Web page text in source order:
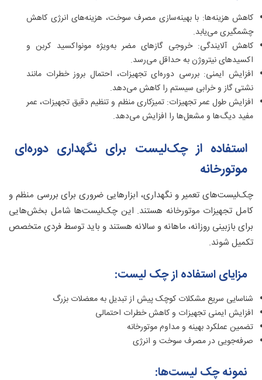
کاهش هزینه‌ها: با بهینه‌سازی مصرف سوخت، هزینه‌های انرژی کاهش
چشمگیری می‌یابد.
کاهش آلایندگی: خروجی گازهای مضر به‌ویژه مونواکسید کربن و
اکسیدهای نیتروژن به حداقل می‌رسد.
افزایش ایمنی: بررسی دوره‌ای تجهیزات، احتمال بروز خطرات مانند
نشتی گاز و خرابی سیستم را کاهش می‌دهد.
افزایش طول عمر تجهیزات: تمیزکاری منظم و تنظیم دقیق تجهیزات، عمر
مفید دیگ‌ها و مشعل‌ها را افزایش می‌دهد.
استفاده از چک‌لیست برای نگهداری دوره‌ای
موتورخانه
چک‌لیست‌های تعمیر و نگهداری، ابزارهایی ضروری برای بررسی منظم و
کامل تجهیزات موتورخانه هستند. این چک‌لیست‌ها شامل بخش‌هایی
برای بازبینی روزانه، ماهانه و سالانه هستند و باید توسط فردی متخصص
تکمیل شوند.
مزایای استفاده از چک‌ لیست:
شناسایی سریع مشکلات کوچک پیش از تبدیل به معضلات بزرگ
افزایش ایمنی تجهیزات و کاهش خطرات احتمالی
تضمین عملکرد بهینه و مداوم موتورخانه
صرفه‌جویی در مصرف سوخت و انرژی
نمونه چک‌ لیست‌ها: